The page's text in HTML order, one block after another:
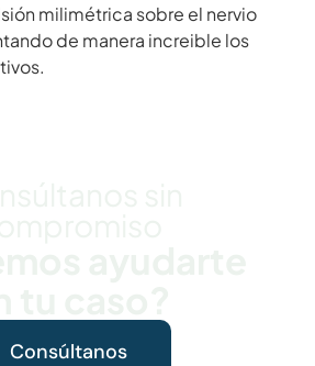
milimétrica sobre el nervio
de manera increible los
Consúltanos